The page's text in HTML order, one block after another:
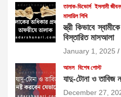
তালাক-ডিভোর্স ইসলামী
মাসায়িল শিখি
স্ত্রী কিভাবে
বিস্তারিত মাসআলা
January 1, 2025
আমল বিশেষ পোস্ট
যাদু-টোনা ও তাবিজ
December 27,